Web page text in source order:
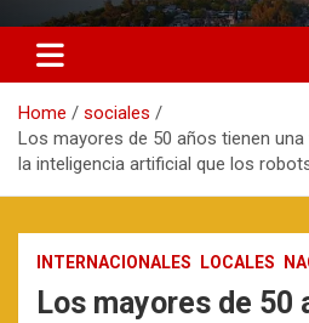
Home
sociales
Los mayores de 50 años tienen
la inteligencia artificial que los
INTERNACIONALES LOCALES
Los mayores de 50